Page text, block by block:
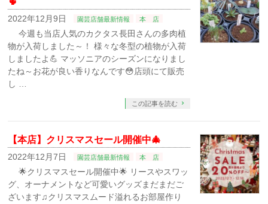
2022年12月9日 園芸店舗最新情報 本 店
今週も当店人気のカクタス長田さんの多肉植
物が入荷しました～！⁡⁡⁡ 様々な冬型の植物が入荷
しましたよ💪⁡ マッソニアのシーズンになりまし
たね～⁡お花が良い香りなんです😳⁡店頭にて販売
し …
この記事を読む
【本店】クリスマスセール開催中🎄
2022年12月7日 園芸店舗最新情報 本 店
🌟クリスマスセール開催中🌟 リースやスワッ
グ、オーナメントなど可愛いグッズまだまだご
ざいます♫クリスマスムード溢れるお部屋作り